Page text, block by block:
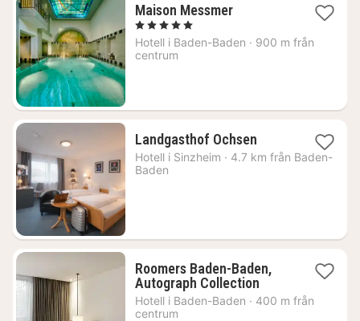
Maison Messmer1
från
, 5 Stjärnor
Hotell i Baden-Baden · 900 m från
centrum
Landgasthof Ochsen2
nätter
Hotell i Sinzheim · 4.7 km från Baden-
Baden
Roomers Baden-Baden,
Autograph Collection1
natt
Hotell i Baden-Baden · 400 m från
centrum